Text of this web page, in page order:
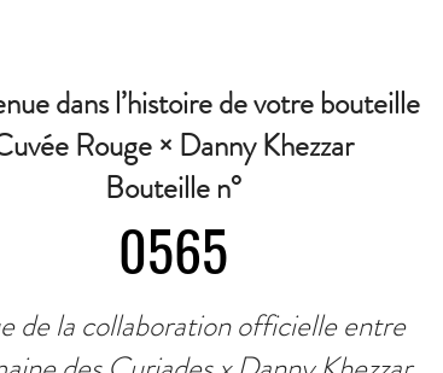
dans l’histoire de votre bouteille
Rouge × Danny Khezzar
Bouteille n°
0565
de la collaboration officielle entre